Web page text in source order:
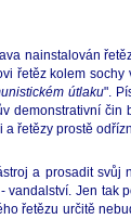
nainstalován
řetěz kolem
útlaku".
řetězy prostě
a prosadit
Jen tak
řetězu určitě